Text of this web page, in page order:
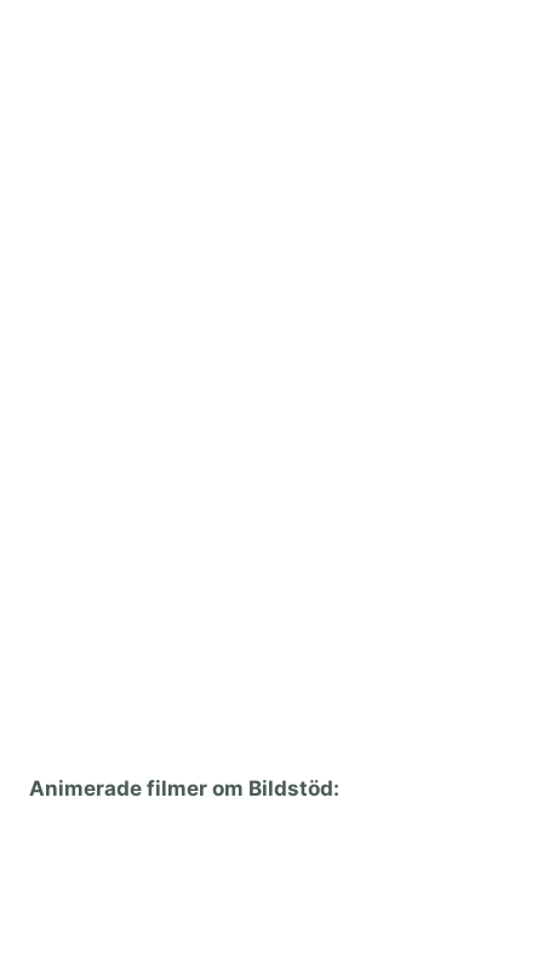
Animerade filmer om Bildstöd: